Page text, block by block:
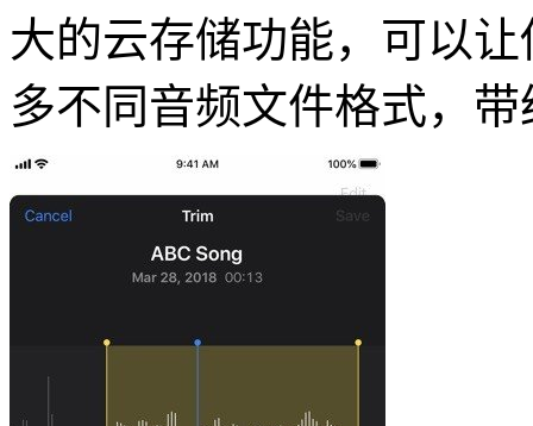
大的云存储功能，可以
多不同音频文件格式，